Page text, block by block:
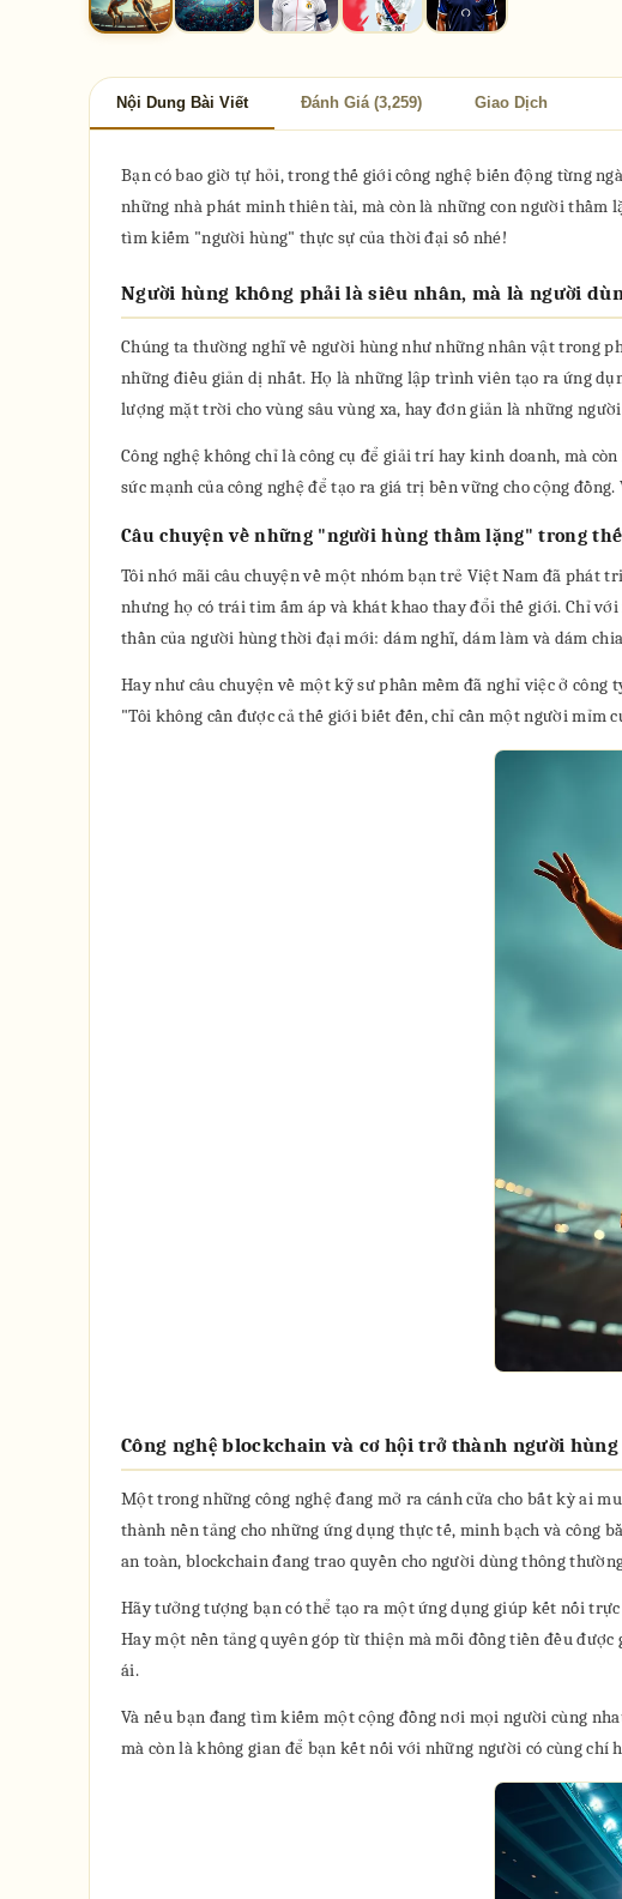
Nội Dung Bài Viết Đánh Giá (3,259) Giao Dịch
Bạn có bao giờ tự hỏi, trong thế giới công nghệ biến động từng
những nhà phát minh thiên tài, mà còn là những con người thầm
tìm kiếm "người hùng" thực sự của thời đại số nhé!
Người hùng không phải là siêu nhân, mà là người
Chúng ta thường nghĩ về người hùng như những nhân vật trong
những điều giản dị nhất. Họ là những lập trình viên tạo ra ứng
lượng mặt trời cho vùng sâu vùng xa, hay đơn giản là những
Công nghệ không chỉ là công cụ để giải trí hay kinh doanh, mà
sức mạnh của công nghệ để tạo ra giá trị bền vững cho cộng
Câu chuyện về những "người hùng thầm lặng" trong
Tôi nhớ mãi câu chuyện về một nhóm bạn trẻ Việt Nam đã phát
nhưng họ có trái tim ấm áp và khát khao thay đổi thế giới. Chỉ
thần của người hùng thời đại mới: dám nghĩ, dám làm và dám
Hay như câu chuyện về một kỹ sư phần mềm đã nghỉ việc ở
"Tôi không cần được cả thế giới biết đến, chỉ cần một người mỉm
Công nghệ blockchain và cơ hội trở thành người
Một trong những công nghệ đang mở ra cánh cửa cho bất kỳ ai
thành nền tảng cho những ứng dụng thực tế, minh bạch và công
an toàn, blockchain đang trao quyền cho người dùng thông
Hãy tưởng tượng bạn có thể tạo ra một ứng dụng giúp kết nối
Hay một nền tảng quyên góp từ thiện mà mỗi đồng tiền đều
ái.
Và nếu bạn đang tìm kiếm một cộng đồng nơi mọi người cùng
mà còn là không gian để bạn kết nối với những người có cùng chí